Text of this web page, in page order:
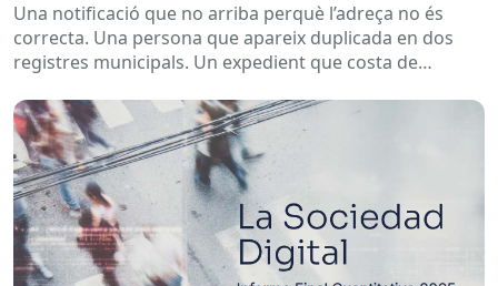
Una notificació que no arriba perquè l’adreça no és
correcta. Una persona que apareix duplicada en dos
registres municipals. Un expedient que costa de